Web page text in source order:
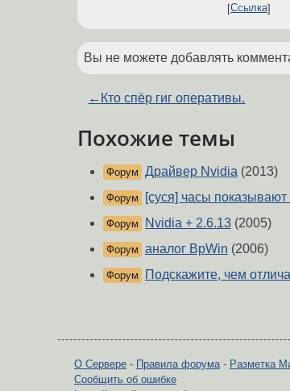
Ссылка
Вы не можете добавлять
← Кто спёр гиг оперативы.
Похожие темы
Форум Драйвер Nvidia (2013)
Форум [суся] часы
Форум Nvidia + 2.6.13 (2005)
Форум аналог BpWin (2006)
Форум Подскажите, чем
О Сервере - Правила форума- Разметка
Сообщить об ошибке